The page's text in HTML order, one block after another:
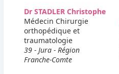
Dr STADLER Christophe
Médecin Chirurgie
orthopédique et
traumatologie
39 - Jura - Région
Franche-Comte